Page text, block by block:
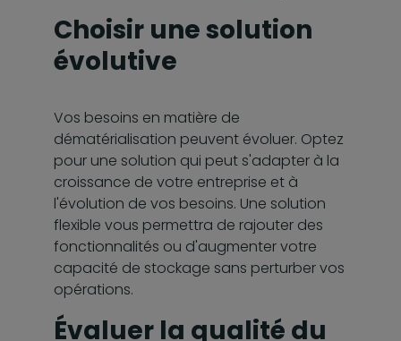
Choisir une solution
évolutive
Vos besoins en matière de
dématérialisation peuvent évoluer. Optez
pour une solution qui peut s'adapter à la
croissance de votre entreprise et à
l'évolution de vos besoins. Une solution
flexible vous permettra de rajouter des
fonctionnalités ou d'augmenter votre
capacité de stockage sans perturber vos
opérations.
Évaluer la qualité du